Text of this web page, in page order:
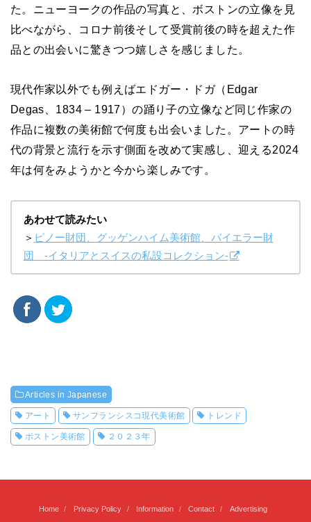
た。ニューヨークの作品の写真と、ボストンの立像を見
比べながら、コロナ前後そして受賞前後の時を超えた作
品との出会いに驚きつつ嬉しさを感じました。
現代作家以外でも例えばエドガー・ドガ（Edgar
Degas、1834 – 1917）の踊り子の立像など同じ作家の
作品に複数の美術館で何度も出会いました。アートの時
代の背景と流行を示す側面を改めて実感し、迎える2024
年は何をみようかと今から楽しみです。
あわせて読みたい
＞ ピノー財団、グッゲンハイム美術館、バイエラー財
団 -イタリアとスイスの私設コレクション-
Articles in Japanese
アート サンフランシスコ現代美術館 トレンド
ボストン美術館 ２０２３年
Home Privacy Policy Information Contact Advertising